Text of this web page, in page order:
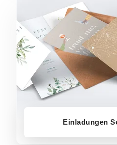
Einladungen